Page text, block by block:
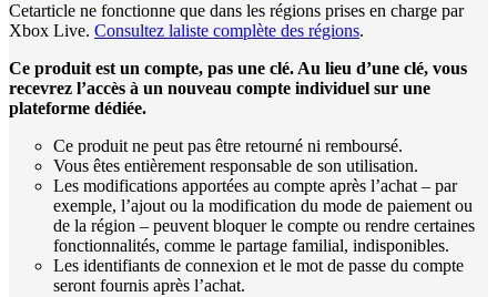
Cetarticle ne fonctionne que dans les régions prises en charge par
Xbox Live. Consultez laliste complète des régions.
Ce produit est un compte, pas une clé. Au lieu d’une clé, vous
recevrez l’accès à un nouveau compte individuel sur une
plateforme dédiée.
Ce produit ne peut pas être retourné ni remboursé.
Vous êtes entièrement responsable de son utilisation.
Les modifications apportées au compte après l’achat – par
exemple, l’ajout ou la modification du mode de paiement ou
de la région – peuvent bloquer le compte ou rendre certaines
fonctionnalités, comme le partage familial, indisponibles.
Les identifiants de connexion et le mot de passe du compte
seront fournis après l’achat.